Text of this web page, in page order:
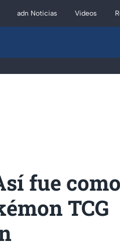
adn Noticias Videos
fue como
TCG